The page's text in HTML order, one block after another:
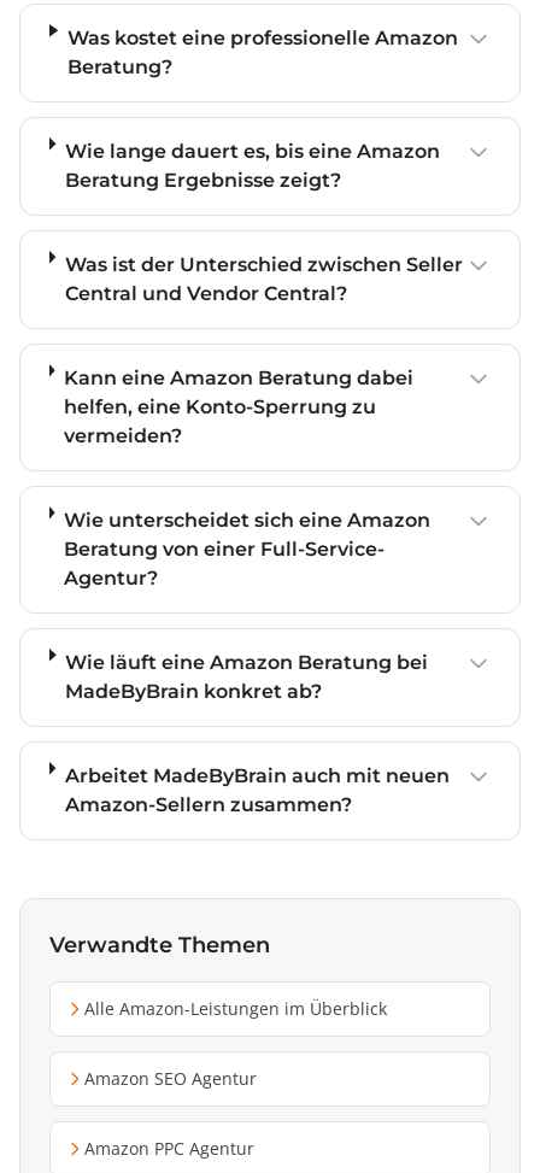
Was kostet eine professionelle Amazon
Beratung?
Wie lange dauert es, bis eine Amazon
Beratung Ergebnisse zeigt?
Was ist der Unterschied zwischen Seller
Central und Vendor Central?
Kann eine Amazon Beratung dabei
helfen, eine Konto-Sperrung zu
vermeiden?
Wie unterscheidet sich eine Amazon
Beratung von einer Full-Service-
Agentur?
Wie läuft eine Amazon Beratung bei
MadeByBrain konkret ab?
Arbeitet MadeByBrain auch mit neuen
Amazon-Sellern zusammen?
Verwandte Themen
Alle Amazon-Leistungen im Überblick
Amazon SEO Agentur
Amazon PPC Agentur